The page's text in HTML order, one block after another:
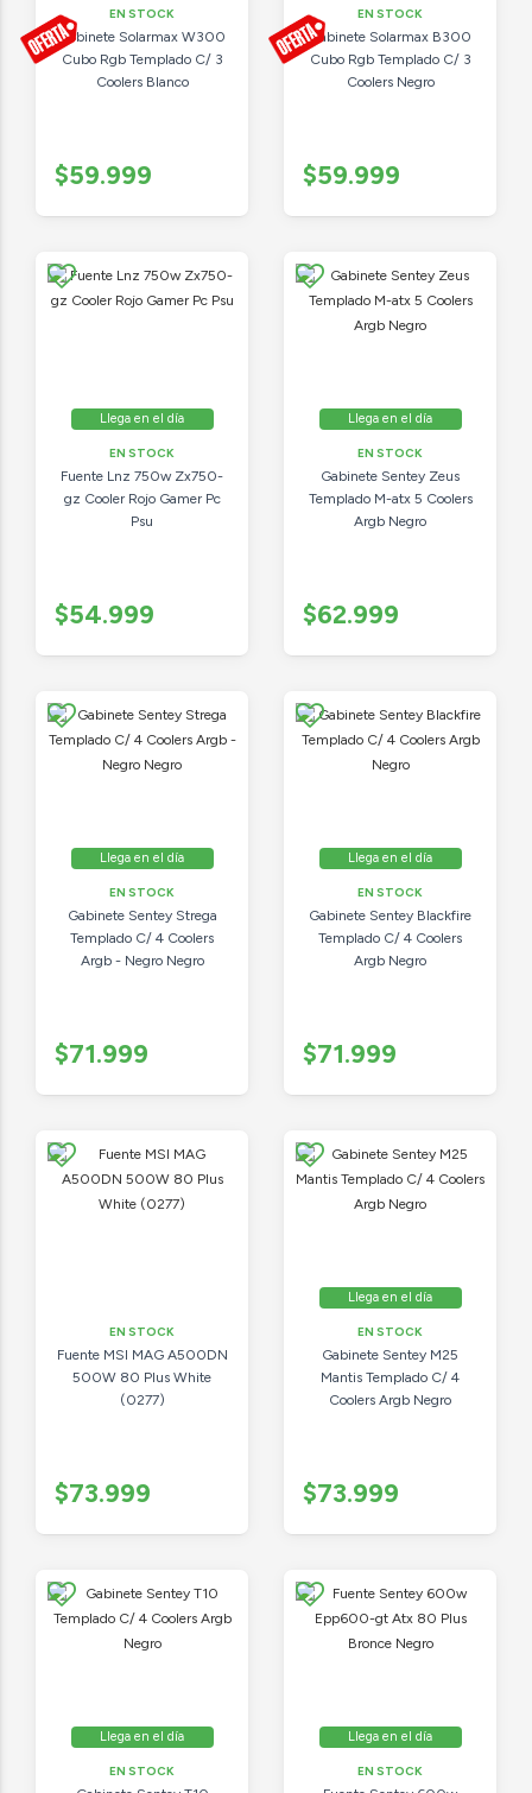
EN STOCK
Gabinete Solarmax W300
Cubo Rgb Templado C/ 3
Coolers Blanco
$59.999
EN STOCK
Gabinete Solarmax B300
Cubo Rgb Templado C/ 3
Coolers Negro
$59.999
Llega en el día
EN STOCK
Fuente Lnz 750w Zx750-
gz Cooler Rojo Gamer Pc
Psu
$54.999
Llega en el día
EN STOCK
Gabinete Sentey Zeus
Templado M-atx 5 Coolers
Argb Negro
$62.999
Llega en el día
EN STOCK
Gabinete Sentey Strega
Templado C/ 4 Coolers
Argb - Negro Negro
$71.999
Llega en el día
EN STOCK
Gabinete Sentey Blackfire
Templado C/ 4 Coolers
Argb Negro
$71.999
EN STOCK
Fuente MSI MAG A500DN
500W 80 Plus White
(0277)
$73.999
Llega en el día
EN STOCK
Gabinete Sentey M25
Mantis Templado C/ 4
Coolers Argb Negro
$73.999
Llega en el día
EN STOCK
Llega en el día
EN STOCK